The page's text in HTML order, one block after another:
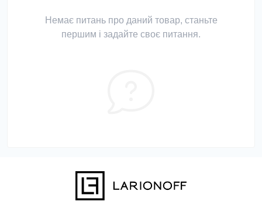
Немає питань про даний товар, станьте
першим і задайте своє питання.